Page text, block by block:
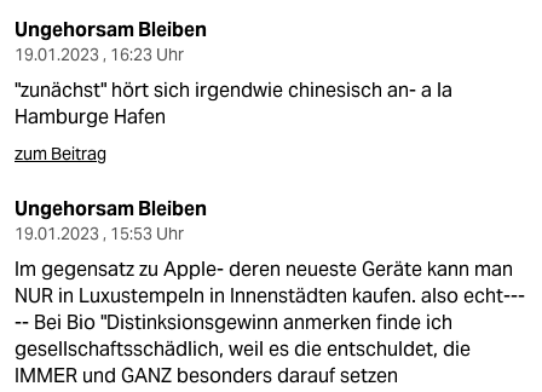
Ungehorsam Bleiben
19.01.2023 , 16:23 Uhr
"zunächst" hört sich irgendwie chinesisch an- a la
Hamburge Hafen
zum Beitrag
Ungehorsam Bleiben
19.01.2023 , 15:53 Uhr
Im gegensatz zu Apple- deren neueste Geräte kann man
NUR in Luxustempeln in Innenstädten kaufen. also echt---
-- Bei Bio "Distinksionsgewinn anmerken finde ich
gesellschaftsschädlich, weil es die entschuldet, die
IMMER und GANZ besonders darauf setzen